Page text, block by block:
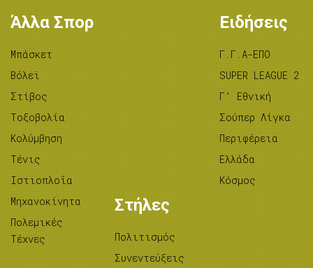
Άλλα Σπορ
Μπάσκετ
Βόλεϊ
Στίβος
Tοξοβολία
Κολύμβηση
Τένις
Ιστιοπλοΐα
Μηχανοκίνητα
Πολεμικές
Τέχνες
Ειδήσεις
Γ.Γ.Α-ΕΠΟ
SUPER LEAGUE 2
Γ’ Εθνική
Σούπερ Λίγκα
Περιφέρεια
Ελλάδα
Κόσμος
Στήλες
Πολιτισμός
Συνεντεύξεις